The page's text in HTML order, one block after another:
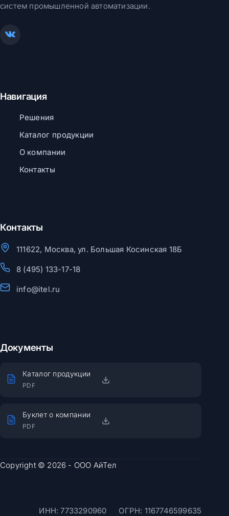
систем промышленной автоматизации.
Навигация
Решения
Каталог продукции
О компании
Контакты
Контакты
111622, Москва, ул. Большая Косинская 18Б
8 (495) 133-17-18
info@itel.ru
Документы
Каталог продукции
PDF
Буклет о компании
PDF
Copyright © 2026 - ООО АйТел
ИНН: 7733290960 ОГРН: 1167746599635